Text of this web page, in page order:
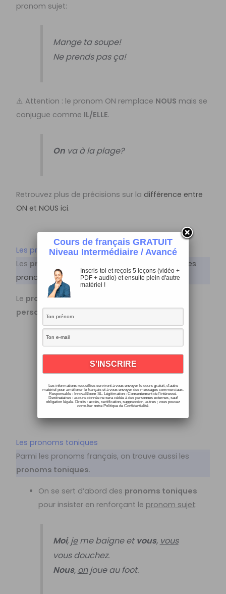
pronom sujet:
Mange ta soupe!
Ne prends pas ça!
⚠️ Attention : le pronom ON remplace NOUS mais se
conjugue comme IL/ELLE.
Onva à la plage?
Retrouvez plus de précisions sur la différence entre
ON et NOUS ici.
Les pronoms réfléchis
Les pronoms réfléchis
verbes
pronominaux
Le pronom réfléchi
personne
que le
Jemedouche.
habille.
Les enfantssepromènent.
Les pronoms toniques
Parmi les pronoms français, on trouve aussi les
pronoms toniques.
On se sert d’abord des pronoms toniques
pour insister en renforçant le pronom sujet:
Moi, jeme baigne etvous, vous
vous douchez.
Nous, onjoue au foot.
Cours de français GRATUIT
Niveau Intermédiaire / Avancé
Inscris-toi et reçois 5 leçons (vidéo +
PDF + audio) et ensuite plein d'autre
matériel !
Les informations recueillies serviront à vous envoyer le cours gratuit, d’autre
matériel pour améliorer le français et à vous envoyer des messages commerciaux.
Responsable : InnovaBloom SL. Légitimation : Consentement de l’intéressé.
Destinataires : aucune donnée ne sera cédée à des personnes externes, sauf
obligation légale. Droits : accès, rectification, suppression, autres ; vous pouvez
consulter notre Politique de Confidentialité.